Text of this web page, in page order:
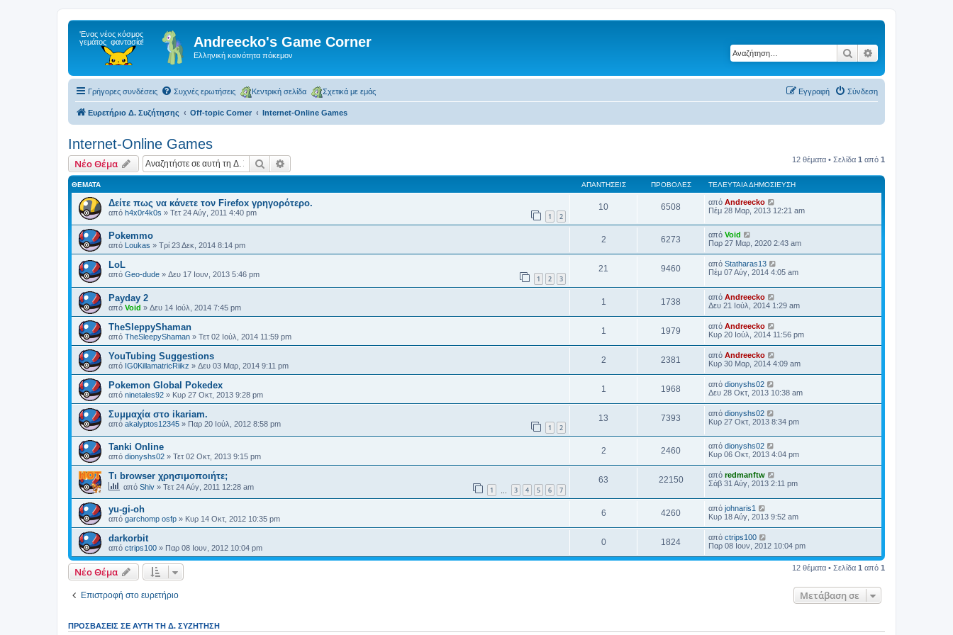
Andreecko's Game Corner
Ελληνική κοινότητα πόκεμον Αναζήτηση
Γρήγορες συνδέσεις Συχνές ερωτήσεις Κεντρική σελίδα Σχετικά με εμάς Σύνδεση
Εγγραφή
Ευρετήριο Δ. Συζήτησης Off-topic Corner Internet-Online Games
Internet-Online Games
Νέο Θέμα Αναζήτηση 12 θέματα • Σελίδα 1 από 1
ΘΈΜΑΤΑ ΑΠΑΝΤΉΣΕΙΣ ΠΡΟΒΟΛΈΣ ΤΕΛΕΥΤΑΊΑ ΔΗΜΟΣΊΕΥΣΗ
Δείτε πως να κάνετε τον Firefox γρηγορότερο.
από h4x0r4k0s » Τετ 24 Αύγ, 2011 4:40 pm 1 2
10 6508 από Andreecko
Πέμ 28 Μαρ, 2013 12:21 am
Pokemmo
από Loukas » Τρί 23 Δεκ, 2014 8:14 pm
2 6273 από Void
Παρ 27 Μαρ, 2020 2:43 am
LoL
από Geo-dude » Δευ 17 Ιουν, 2013 5:46 pm 1 2 3
21 9460 από Statharas13
Πέμ 07 Αύγ, 2014 4:05 am
Payday 2
από Void » Δευ 14 Ιούλ, 2014 7:45 pm
1 1738 από Andreecko
Δευ 21 Ιούλ, 2014 1:29 am
TheSleppyShaman
από TheSleepyShaman » Τετ 02 Ιούλ, 2014 11:59 pm
1 1979 από Andreecko
Κυρ 20 Ιούλ, 2014 11:56 pm
YouTubing Suggestions
από IG0KillamatricRiikz » Δευ 03 Μαρ, 2014 9:11 pm
2 2381 από Andreecko
Κυρ 30 Μαρ, 2014 4:09 am
Pokemon Global Pokedex
από ninetales92 » Κυρ 27 Οκτ, 2013 9:28 pm
1 1968 από dionyshs02
Δευ 28 Οκτ, 2013 10:38 am
Συμμαχία στο ikariam.
από akalyptos12345 » Παρ 20 Ιούλ, 2012 8:58 pm 1 2
13 7393 από dionyshs02
Κυρ 27 Οκτ, 2013 8:34 pm
Tanki Online
από dionyshs02 » Τετ 02 Οκτ, 2013 9:15 pm
2 2460 από dionyshs02
Κυρ 06 Οκτ, 2013 4:04 pm
Τι browser χρησιμοποιήτε;
από Shiv » Τετ 24 Αύγ, 2011 12:28 am 1 3 4 5 6 7
63 22150 από redmanftw
Σάβ 31 Αύγ, 2013 2:11 pm
yu-gi-oh
από garchomp osfp » Κυρ 14 Οκτ, 2012 10:35 pm
6 4260 από johnaris1
Κυρ 18 Αύγ, 2013 9:52 am
darkorbit
από ctrips100 » Παρ 08 Ιουν, 2012 10:04 pm
0 1824 από ctrips100
Παρ 08 Ιουν, 2012 10:04 pm
Νέο Θέμα 12 θέματα • Σελίδα 1 από 1
Επιστροφή στο ευρετήριο Μετάβαση σε
ΠΡΟΣΒΆΣΕΙΣ ΣΕ ΑΥΤΉ ΤΗ Δ. ΣΥΖΉΤΗΣΗ